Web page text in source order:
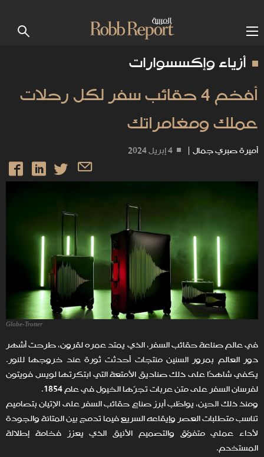
أزياء وإكسسوارات
أفخم 4 حقائب سفر لكل رحلات
عملك ومغامراتك
أميرة صبري جمال | 4 إبريل 2024
Globe-Trotter
في عالم صناعة حقائب السفر، الذي يمتد عمره لقرون، طرحت أشهر
دور العالم بمرور السنين منتجات أحدثت ثورة عند خروجها للنور.
يكفي شاهدًا على ذلك صناديق الأمتعة التي ابتكرتها لويس فويتون
لفرسان السفر على متن عربات تجرّها الخيول في عام 1854.
ومنذ ذلك الحين، يواظب أبرز صناع حقائب السفر على الإتيان بتصاميم
تناسب متطلبات العصر وإيقاعه السريع فيما تدمج بين المتانة والجودة
لأداء عملي متفوّق والتصميم الأنيق الذي يعزز فخامة إطلالة
المستخدم.